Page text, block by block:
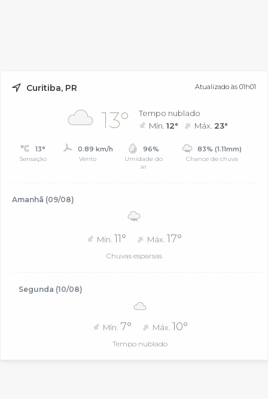
Curitiba, PR Atualizado às 01h01
13°
Tempo nublado
Mín.12° Máx. 23°
13°
Sensação
0.89 km/h
Vento
96%
Umidade do
ar
83% (1.11mm)
Chance de chuva
Amanhã (09/08)
Mín. 11° Máx. 17°
Chuvas esparsas
Segunda (10/08)
Mín. 7° Máx. 10°
Tempo nublado